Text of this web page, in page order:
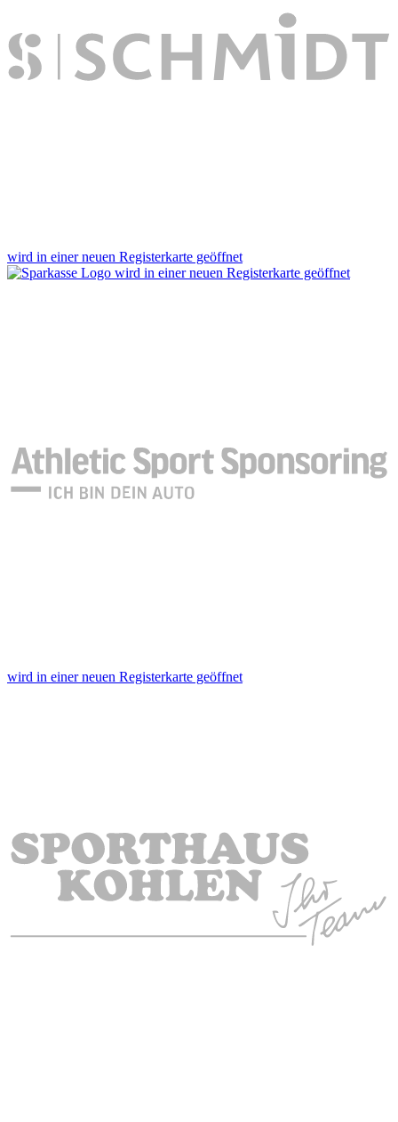
wird in einer neuen Registerkarte geöffnet
wird in einer neuen Registerkarte geöffnet
wird in einer neuen Registerkarte geöffnet